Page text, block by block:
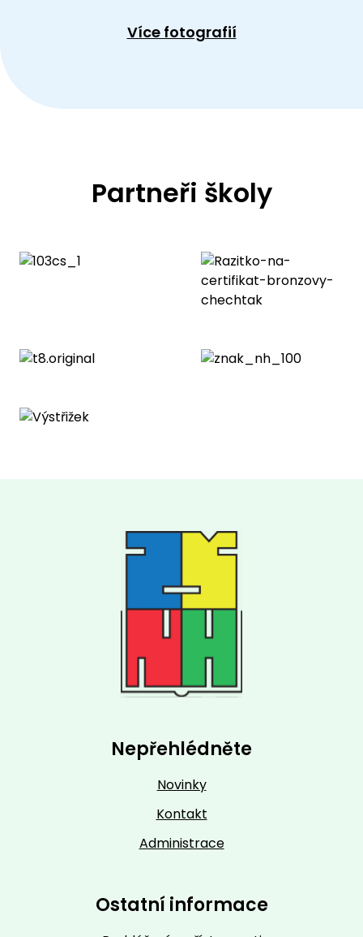
Více fotografií
Partneři školy
Nepřehlédněte
Novinky
Kontakt
Administrace
Ostatní informace